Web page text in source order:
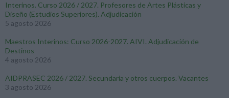
Interinos. Curso 2026 / 2027. Profesores de Artes Plásticas y
Diseño (Estudios Superiores). Adjudicación
5 agosto 2026
Maestros Interinos: Curso 2026-2027. AIVI. Adjudicación de
Destinos
4 agosto 2026
AIDPRASEC 2026 / 2027. Secundaria y otros cuerpos. Vacantes
3 agosto 2026